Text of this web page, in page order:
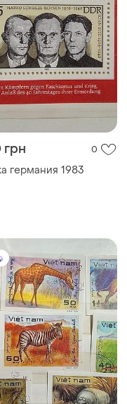
0
германия 1983